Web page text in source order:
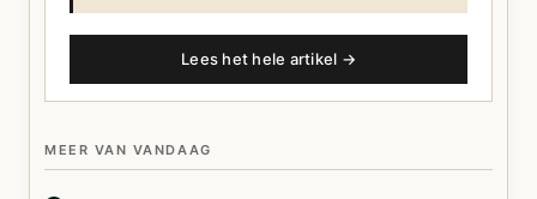
Lees het hele artikel →
MEER VAN VANDAAG